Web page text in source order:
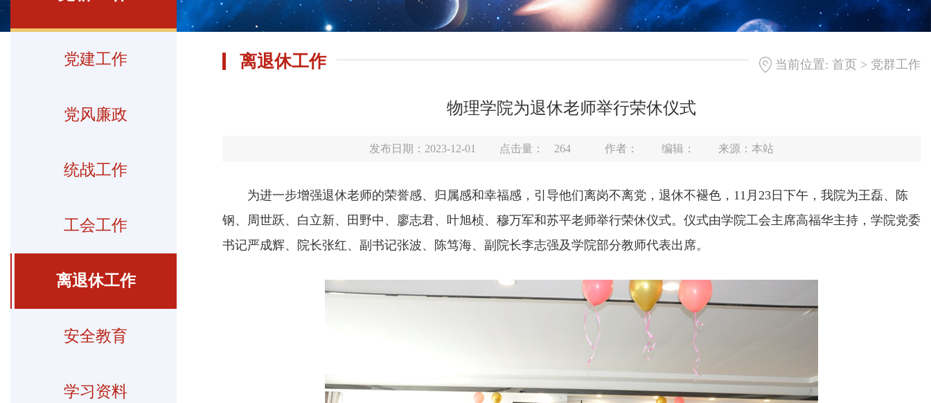
党建工作
党风廉政
统战工作
工会工作
离退休工作
安全教育
学习资料
离退休工作 当前位置: 首页 > 党群工作
物理学院为退休老师举行荣休仪式
发布日期：2023-12-01 点击量： 264 作者： 编辑： 来源：本站
为进一步增强退休老师的荣誉感、归属感和幸福感，引导他们离岗不离党，退休不褪色，11月23日下午，我院为王磊、陈
钢、周世跃、白立新、田野中、廖志君、叶旭桢、穆万军和苏平老师举行荣休仪式。仪式由学院工会主席高福华主持，学院党委
书记严成辉、院长张红、副书记张波、陈笃海、副院长李志强及学院部分教师代表出席。